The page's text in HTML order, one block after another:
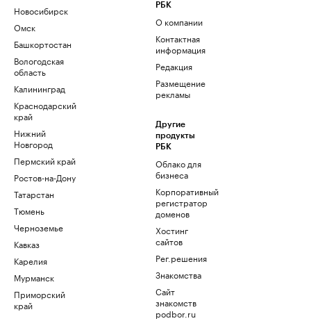
Новосибирск
Омск
Башкортостан
Вологодская
область
Калининград
Краснодарский
край
Нижний
Новгород
Пермский край
Ростов-на-Дону
Татарстан
Тюмень
Черноземье
Кавказ
Карелия
Мурманск
Приморский
край
РБК
О компании
Контактная
информация
Редакция
Размещение
рекламы
Другие
продукты
РБК
Облако для
бизнеса
Корпоративный
регистратор
доменов
Хостинг
сайтов
Рег.решения
Знакомства
Сайт
знакомств
podbor.ru